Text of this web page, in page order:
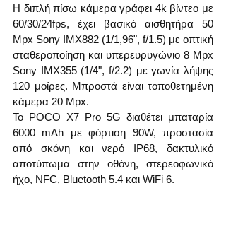
Η διπλή πίσω κάμερα γράφει 4k βίντεο με
60/30/24fps, έχει βασικό αισθητήρα 50
Mpx Sony IMX882 (1/1,96", f/1.5) με οπτική
σταθεροποίηση και υπερευρυγώνιο 8 Mpx
Sony IMX355 (1/4", f/2.2) με γωνία λήψης
120 μοίρες. Μπροστά είναι τοποθετημένη
κάμερα 20 Mpx.
Το POCO X7 Pro 5G διαθέτει μπαταρία
6000 mAh με φόρτιση 90W, προστασία
από σκόνη και νερό IP68, δακτυλικό
αποτύπωμα στην οθόνη, στερεοφωνικό
ήχο, NFC, Bluetooth 5.4 και WiFi 6.